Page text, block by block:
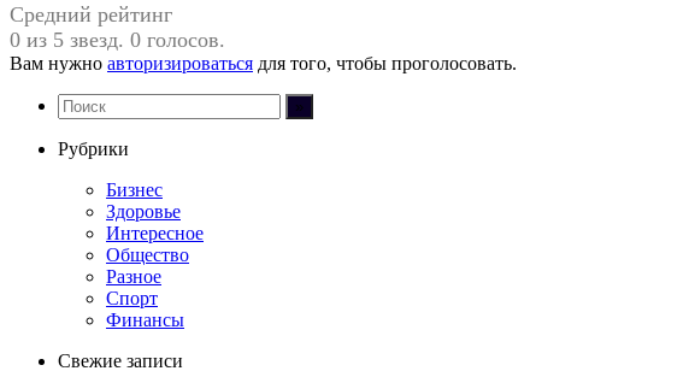
Средний рейтинг
0 из 5 звезд. 0 голосов.
Вам нужно авторизироваться для того, чтобы проголосовать.
Рубрики
Бизнес
Здоровье
Интересное
Общество
Разное
Спорт
Финансы
Свежие записи